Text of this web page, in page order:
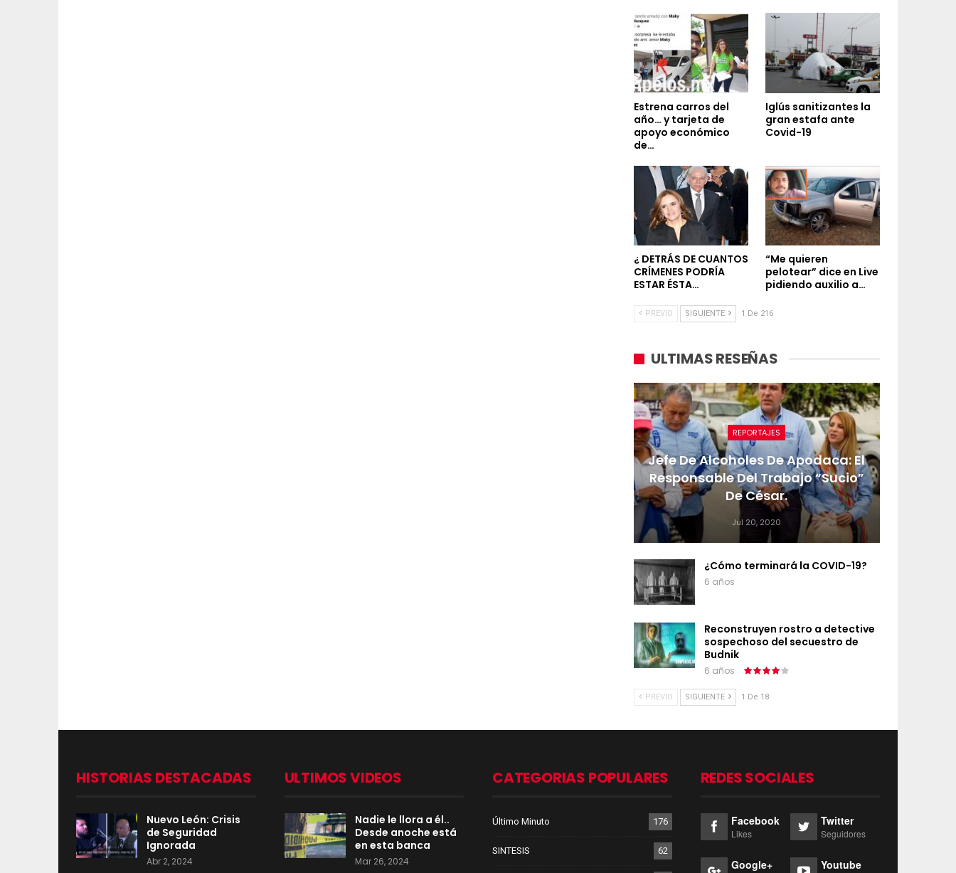
Estrena carros del
año… y tarjeta de
apoyo económico
de…
Iglús sanitizantes la
gran estafa ante
Covid-19
¿ DETRÁS DE CUANTOS
CRÍMENES PODRÍA
ESTAR ÉSTA…
“Me quieren
pelotear” dice en Live
pidiendo auxilio a…
PREVIO SIGUIENTE 1 De 216
ULTIMAS RESEÑAS
REPORTAJES
Jefe De Alcoholes De Apodaca: El
Responsable Del Trabajo “sucio”
De César.
Jul 20, 2020
¿Cómo terminará la COVID-19?
6 años
Reconstruyen rostro a detective
sospechoso del secuestro de
Budnik
6 años
PREVIO SIGUIENTE 1 De 18
HISTORIAS DESTACADAS
Nuevo León: Crisis
de Seguridad
Ignorada
Abr 2, 2024
ULTIMOS VIDEOS
Nadie le llora a él..
Desde anoche está
en esta banca
Mar 26, 2024
CATEGORIAS POPULARES
Último Minuto 176
SINTESIS 62
REDES SOCIALES
Facebook
Likes
Twitter
Seguidores
Google+ Youtube